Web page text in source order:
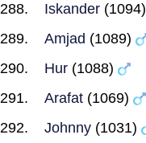
Iskander (1094)
Amjad (1089)
Hur (1088)
Arafat (1069)
Johnny (1031)